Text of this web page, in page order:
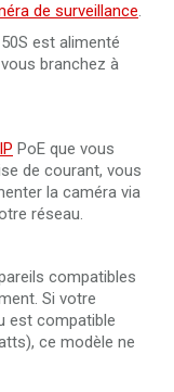
de surveillance.
est alimenté
branchez à
PoE que vous
de courant, vous
la caméra via
réseau.
compatibles
Si votre
est compatible
ce modèle ne